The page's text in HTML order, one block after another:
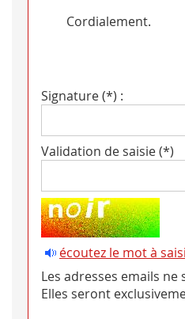
Cordialement.
Signature (*) :
Validation de saisie (*)
écoutez le mot à
Les adresses emails
Elles seront